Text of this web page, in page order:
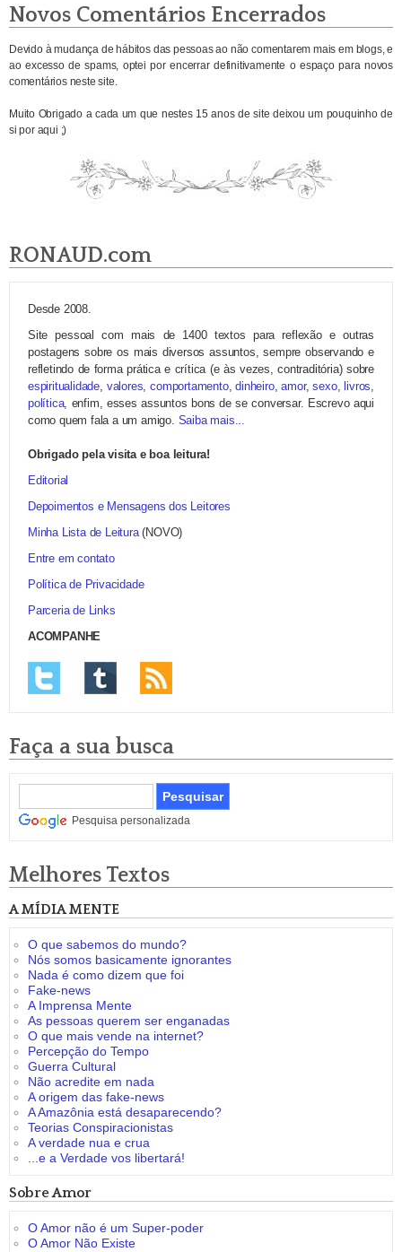
Novos Comentários Encerrados
Devido à mudança de hábitos das pessoas ao não comentarem mais em blogs, e
ao excesso de spams, optei por encerrar definitivamente o espaço para novos
comentários neste site.
Muito Obrigado a cada um que nestes 15 anos de site deixou um pouquinho de
si por aqui ;)
RONAUD.com
Desde 2008.
Site pessoal com mais de 1400 textos para reflexão e outras
postagens sobre os mais diversos assuntos, sempre observando e
refletindo de forma prática e crítica (e às vezes, contraditória) sobre
espiritualidade, valores,comportamento,dinheiro,amor,sexo, livros,
política, enfim, esses assuntos bons de se conversar. Escrevo aqui
como quem fala a um amigo. Saiba mais...
Obrigado pela visita e boa leitura!
Editorial
Depoimentos e Mensagens dos Leitores
Minha Lista de Leitura(NOVO)
Entre em contato
Política de Privacidade
Parceria de Links
ACOMPANHE
Faça a sua busca
Pesquisa personalizada
Melhores Textos
A MÍDIA MENTE
O que sabemos do mundo?
Nós somos basicamente ignorantes
Nada é como dizem que foi
Fake-news
A Imprensa Mente
As pessoas querem ser enganadas
O que mais vende na internet?
Percepção do Tempo
Guerra Cultural
Não acredite em nada
A origem das fake-news
A Amazônia está desaparecendo?
Teorias Conspiracionistas
A verdade nua e crua
...e a Verdade vos libertará!
Sobre Amor
O Amor não é um Super-poder
O Amor Não Existe